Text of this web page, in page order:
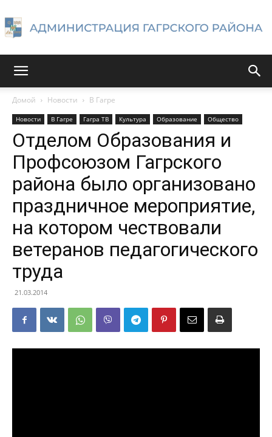
Гагрского
района
Домой Новости В Гагре
Новости В Гагре Гагра ТВ Культура Образование Общество
Отделом Образования и
Профсоюзом Гагрского
района было организовано
праздничное мероприятие,
на котором чествовали
ветеранов педагогического
труда
21.03.2014